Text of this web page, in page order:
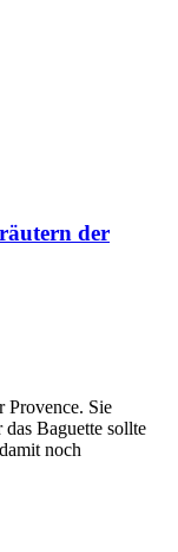
der
Provence. Sie
Baguette sollte
noch